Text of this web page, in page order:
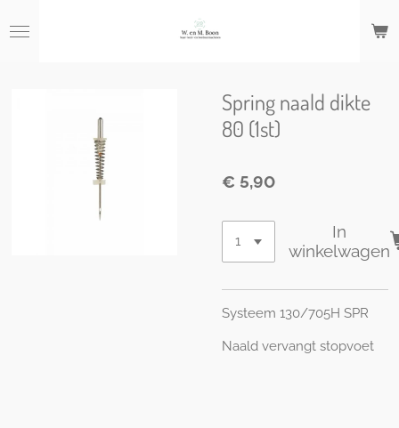
direct
Spring naald dikte
80 (1st)
€ 5,90
In
winkelwagen
Systeem 130/705H SPR
Naald vervangt stopvoet